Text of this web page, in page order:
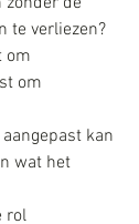
te verliezen?
om
om
kan
wat het
rol